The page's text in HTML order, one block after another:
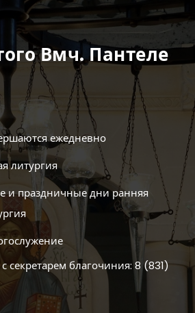
Вмч. Пантеле
ежедневно
литургия
и праздничные дни ранняя
секретарем благочиния: 8 (831)